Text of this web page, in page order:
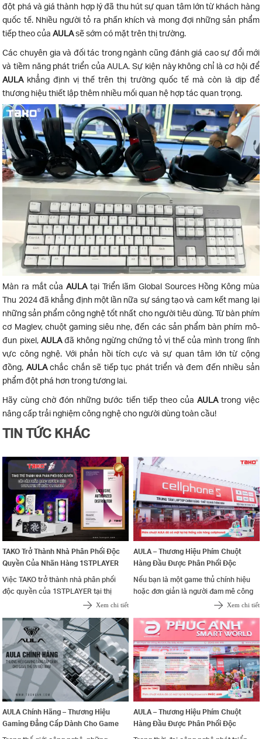
đột phá và giá thành hợp lý đã thu hút sự quan tâm lớn từ khách hàng
quốc tế. Nhiều người tỏ ra phấn khích và mong đợi những sản phẩm
tiếp theo củaAULAsẽ sớm có mặt trên thị trường.
Các chuyên gia và đối tác trong ngành cũng đánh giá cao sự đổi mới
và tiềm năng phát triển của AULA. Sự kiện này không chỉ là cơ hội để
AULAkhẳng định vị thế trên thị trường quốc tế mà còn là dịp để
thương hiệu thiết lập thêm nhiều mối quan hệ hợp tác quan trọng.
Màn ra mắt củaAULAtại Triển lãm Global Sources Hồng Kông mùa
Thu 2024 đã khẳng định một lần nữa sự sáng tạo và cam kết mang lại
những sản phẩm công nghệ tốt nhất cho người tiêu dùng. Từ bàn phím
cơ Maglev, chuột gaming siêu nhẹ, đến các sản phẩm bàn phím mô-
đun pixel, AULAđã không ngừng chứng tỏ vị thế của mình trong lĩnh
vực công nghệ. Với phản hồi tích cực và sự quan tâm lớn từ cộng
đồng, AULAchắc chắn sẽ tiếp tục phát triển và đem đến nhiều sản
phẩm đột phá hơn trong tương lai.
Hãy cùng chờ đón những bước tiến tiếp theo củaAULAtrong việc
nâng cấp trải nghiệm công nghệ cho người dùng toàn cầu!
TIN TỨC KHÁC
TAKO Trở Thành Nhà Phân Phối Độc
Quyền Của Nhãn Hàng 1STPLAYER
Tại Thị Trường Việt Nam
Việc TAKO trở thành nhà phân phối
độc quyền của 1STPLAYER tại thị
trường Việt Nam không chỉ giúp nâng
mà còn tạo ra nhiều cơ hội cho người
tiêu dùng tiếp cận các sản phẩm
nguồn máy tính, vỏ case, tản nhiệt và
quạt,... chất lượng cao
Xem chi tiết
AULA – Thương Hiệu Phím Chuột
Hàng Đầu Được Phân Phối Độc
Quyền Bởi TAKO Chính Thức Có Mặt
Tại Hệ Thống Bán Lẻ CellphoneS
Nếu bạn là một game thủ chính hiệu
hoặc đơn giản là người đam mê công
nghệ, chắc hẳn cái tên AULA không
những thiết bị gaming cao cấp, từ bàn
phím cơ cho đến chuột gaming, đã làm
mưa làm gió trên thị trường quốc tế.
Tin vui cho các tín đồ công nghệ tại
Việt Nam: AULA chính hãng hiện đã
chính thức có mặt tại hệ thống
CellphoneS, với sự bảo chứng chất
lượng từ nhà phân phối độc quyền
TAKO.
Xem chi tiết
AULA Chính Hãng – Thương Hiệu
Gaming Đẳng Cấp Dành Cho Game
Thủ Tại Việt Nam
AULA – Thương Hiệu Phím Chuột
Hàng Đầu Được Phân Phối Độc
Quyền Bởi TAKO Chính Thức Có Mặt